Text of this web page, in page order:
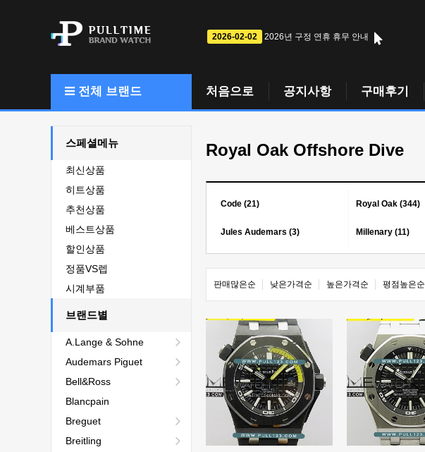
2026-02-02 2026년 구정 연휴 휴무 안내
전체 브랜드 처음으로 공지사항 구매후기
스페셜메뉴
최신상품
히트상품
추천상품
베스트상품
할인상품
정품VS렙
시계부품
브랜드별
A.Lange & Sohne
Audemars Piguet
Bell&Ross
Blancpain
Breguet
Breitling
Royal Oak Offshore Dive
Code (21) Royal Oak (344)
Jules Audemars (3) Millenary (11)
판매많은순 낮은가격순 높은가격순 평점높은순